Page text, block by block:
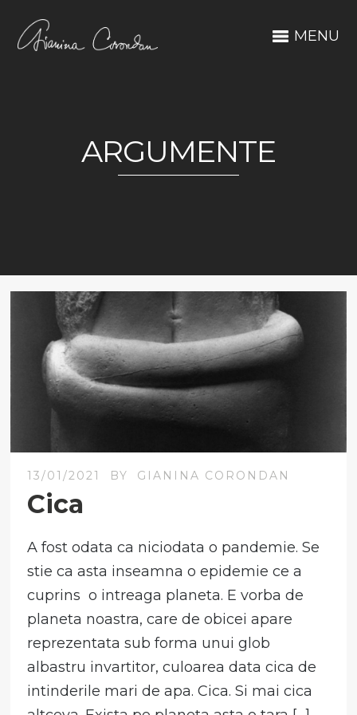
MENU
ARGUMENTE
13/01/2021 BY GIANINA CORONDAN
Cica
A fost odata ca niciodata o pandemie. Se
stie ca asta inseamna o epidemie ce a
cuprins o intreaga planeta. E vorba de
planeta noastra, care de obicei apare
reprezentata sub forma unui glob
albastru invartitor, culoarea data cica de
intinderile mari de apa. Cica. Si mai cica